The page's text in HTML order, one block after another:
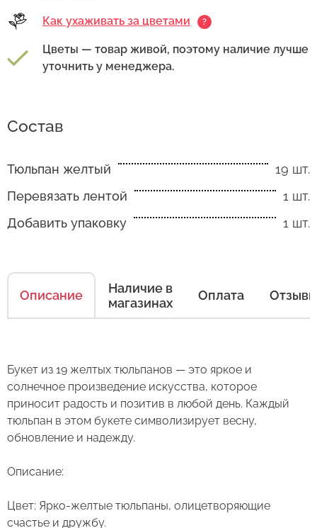
Как ухаживать за цветами ?
Цветы — товар живой, поэтому наличие лучше
уточнить у менеджера.
Состав
Тюльпан желтый
19 шт.
Перевязать лентой
1 шт.
Добавить упаковку
1 шт.
Описание
Наличие в
магазинах
Оплата Отзывы
Букет из 19 желтых тюльпанов — это яркое и
солнечное произведение искусства, которое
приносит радость и позитив в любой день. Каждый
тюльпан в этом букете символизирует весну,
обновление и надежду.
Описание:
Цвет: Ярко-желтые тюльпаны, олицетворяющие
счастье и дружбу.
Есть несколько простых правил, чтобы цветы
в Вашем букете или композиции сохраняли
свежесть как можно дольше.
бумаге.